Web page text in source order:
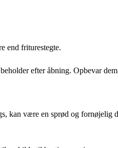
end friturestegte.
efter åbning. Opbevar
kan være en sprød og fornøjelig